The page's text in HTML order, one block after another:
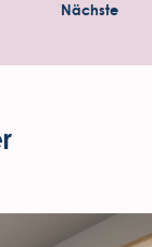
Nächste